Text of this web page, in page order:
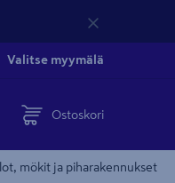
Valitse myymälä
Ostoskori
mökit ja piharakennukset